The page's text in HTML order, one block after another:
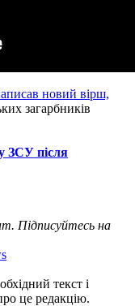
новий вірш,
загарбників
ЗСУ після
Підписуйтесь на
текст і
це редакцію.